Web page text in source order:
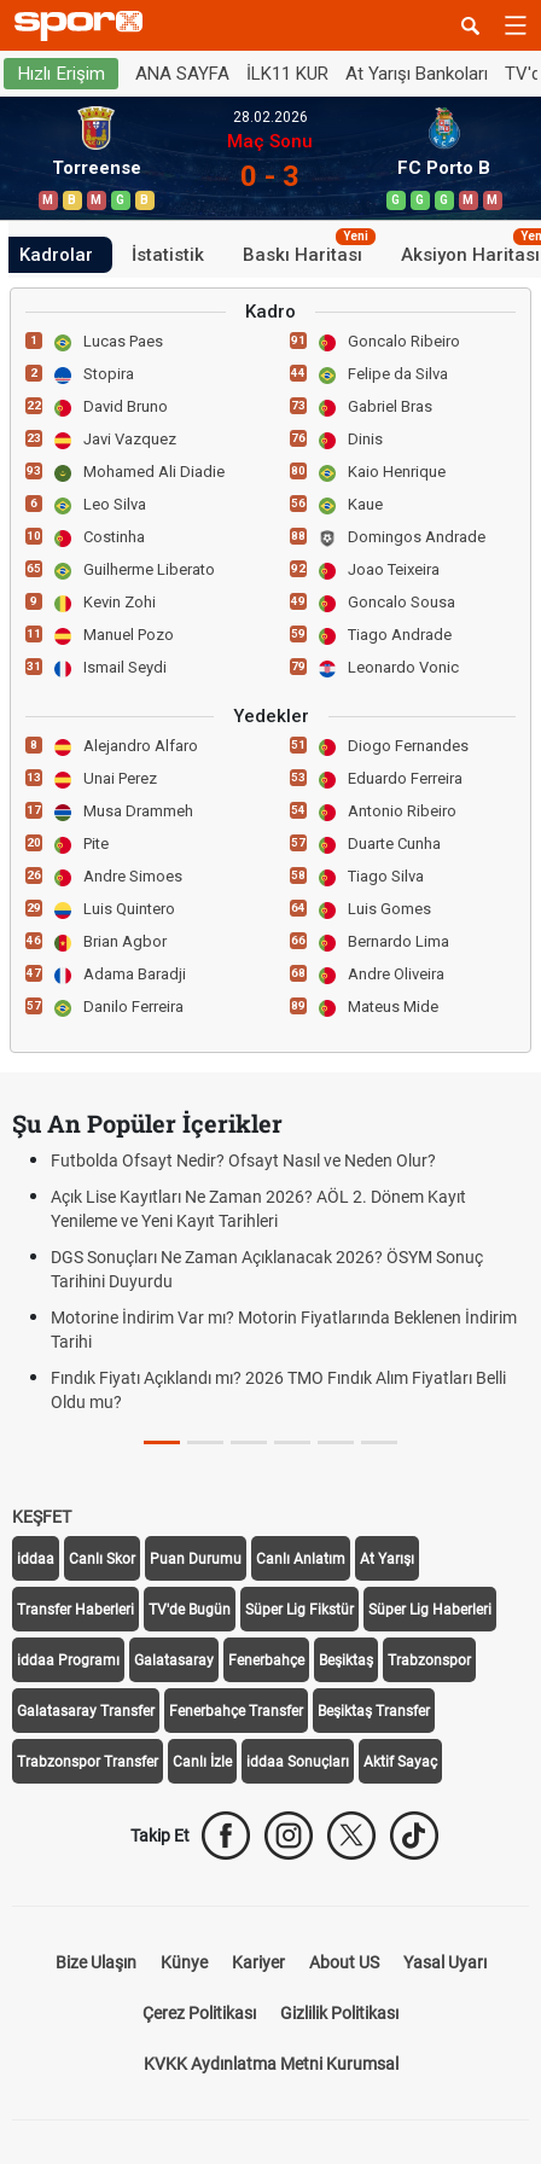
Hızlı Erişim ANA SAYFA İLK11 KUR At Yarışı Bankoları
Torreense
M B M G B
28.02.2026
Maç Sonu
0 - 3 FC Porto B
G G G M M
Kadrolar İstatistik Baskı Haritası
Yeni
Aksiyon Haritası
Kadro
1 Lucas Paes
2 Stopira
22 David Bruno
23 Javi Vazquez
93 Mohamed Ali Diadie
6 Leo Silva
10 Costinha
65 Guilherme Liberato
9 Kevin Zohi
11 Manuel Pozo
31 Ismail Seydi
91 Goncalo Ribeiro
44 Felipe da Silva
73 Gabriel Bras
76 Dinis
80 Kaio Henrique
56 Kaue
88 Domingos Andrade
92 Joao Teixeira
49 Goncalo Sousa
59 Tiago Andrade
79 Leonardo Vonic
Yedekler
8 Alejandro Alfaro
13 Unai Perez
17 Musa Drammeh
20 Pite
26 Andre Simoes
29 Luis Quintero
46 Brian Agbor
47 Adama Baradji
57 Danilo Ferreira
51 Diogo Fernandes
53 Eduardo Ferreira
54 Antonio Ribeiro
57 Duarte Cunha
58 Tiago Silva
64 Luis Gomes
66 Bernardo Lima
68 Andre Oliveira
89 Mateus Mide
Şu An Popüler İçerikler
Futbolda Ofsayt Nedir? Ofsayt Nasıl ve Neden Olur?
Açık Lise Kayıtları Ne Zaman 2026? AÖL 2. Dönem Kayıt
Yenileme ve Yeni Kayıt Tarihleri
DGS Sonuçları Ne Zaman Açıklanacak 2026? ÖSYM Sonuç
Tarihini Duyurdu
Motorine İndirim Var mı? Motorin Fiyatlarında Beklenen İndirim
Tarihi
Fındık Fiyatı Açıklandı mı? 2026 TMO Fındık Alım Fiyatları Belli
Oldu mu?
KEŞFET
iddaa Canlı Skor Puan Durumu Canlı Anlatım At Yarışı
Transfer Haberleri TV'de Bugün Süper Lig Fikstür Süper Lig Haberleri
iddaa Programı Galatasaray Fenerbahçe Beşiktaş Trabzonspor
Galatasaray Transfer Fenerbahçe Transfer Beşiktaş Transfer
Trabzonspor Transfer Canlı İzle iddaa Sonuçları Aktif Sayaç
Takip Et
Bize Ulaşın Künye Kariyer About US Yasal Uyarı
Çerez Politikası Gizlilik Politikası
KVKK Aydınlatma Metni Kurumsal